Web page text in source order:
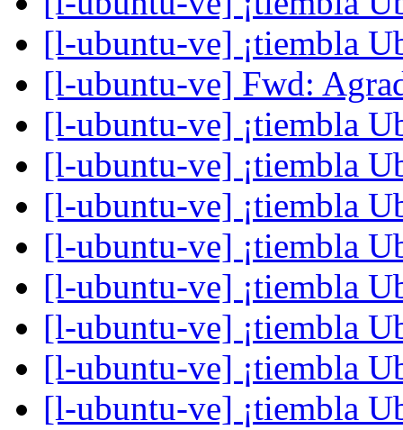
[l-ubuntu-ve] ¡tiembla
[l-ubuntu-ve] Fwd:
[l-ubuntu-ve] ¡tiembla
[l-ubuntu-ve] ¡tiembla
[l-ubuntu-ve] ¡tiembla
[l-ubuntu-ve] ¡tiembla
[l-ubuntu-ve] ¡tiembla
[l-ubuntu-ve] ¡tiembla
[l-ubuntu-ve] ¡tiembla
[l-ubuntu-ve] ¡tiembla